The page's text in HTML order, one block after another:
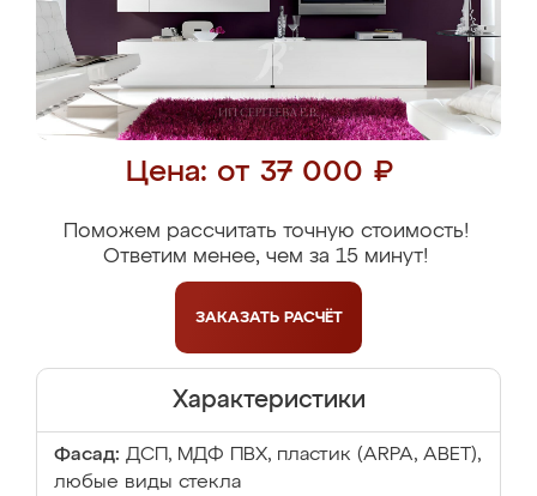
Цена: от 37 000 ₽
Поможем рассчитать точную стоимость!
Ответим менее, чем за 15 минут!
ЗАКАЗАТЬ РАСЧЁТ
Характеристики
Фасад: ДСП, МДФ ПВХ, пластик (ARPA, ABET),
любые виды стекла